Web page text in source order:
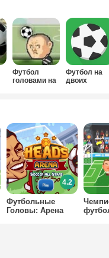
Футбол
головами на
Футбол на
двоих
Футбольные
Головы: Арена
4.2